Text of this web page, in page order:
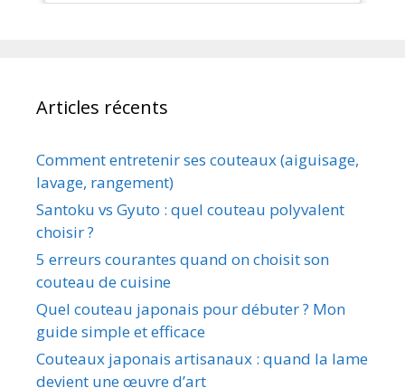
Articles récents
Comment entretenir ses couteaux (aiguisage,
lavage, rangement)
Santoku vs Gyuto : quel couteau polyvalent
choisir ?
5 erreurs courantes quand on choisit son
couteau de cuisine
Quel couteau japonais pour débuter ? Mon
guide simple et efficace
Couteaux japonais artisanaux : quand la lame
devient une œuvre d’art